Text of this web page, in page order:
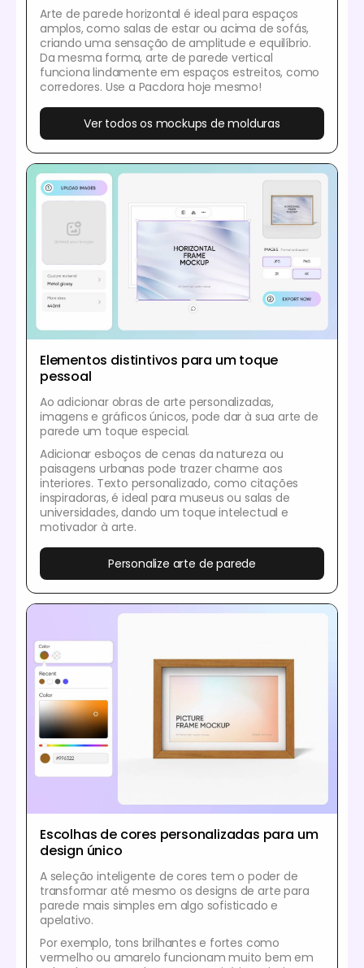
Arte de parede horizontal é ideal para espaços
amplos, como salas de estar ou acima de sofás,
criando uma sensação de amplitude e equilíbrio.
Da mesma forma, arte de parede vertical
funciona lindamente em espaços estreitos, como
corredores. Use a Pacdora hoje mesmo!
Ver todos os mockups de molduras
Elementos distintivos para um toque
pessoal
Ao adicionar obras de arte personalizadas,
imagens e gráficos únicos, pode dar à sua arte de
parede um toque especial.
Adicionar esboços de cenas da natureza ou
paisagens urbanas pode trazer charme aos
interiores. Texto personalizado, como citações
inspiradoras, é ideal para museus ou salas de
universidades, dando um toque intelectual e
motivador à arte.
Personalize arte de parede
Escolhas de cores personalizadas para um
design único
A seleção inteligente de cores tem o poder de
transformar até mesmo os designs de arte para
parede mais simples em algo sofisticado e
apelativo.
Por exemplo, tons brilhantes e fortes como
vermelho ou amarelo funcionam muito bem em